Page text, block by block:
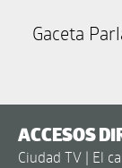
Gaceta
ACCESOS
Ciudad TV | El